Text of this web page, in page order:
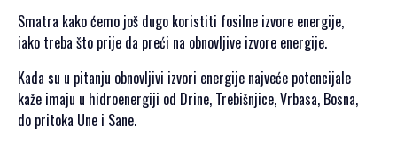
2025
POKROVITELJI I
SPONZORI SET
2024
POKROVITELJI I
Smatra kako ćemo još dugo koristiti fosilne izvore energije,
iako treba što prije da preći na obnovljive izvore energije.
Kada su u pitanju obnovljivi izvori energije najveće potencijale
kaže imaju u hidroenergiji od Drine, Trebišnjice, Vrbasa, Bosna,
do pritoka Une i Sane.